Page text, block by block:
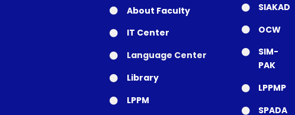
About Faculty
IT Center
Language Center
Library
LPPM
SIAKAD
OCW
SIM-
PAK
LPPMP
SPADA